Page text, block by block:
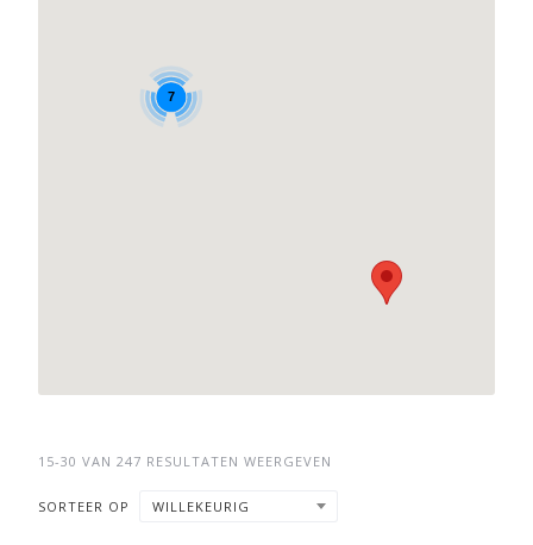
7
15-30 VAN 247 RESULTATEN WEERGEVEN
SORTEER OP WILLEKEURIG